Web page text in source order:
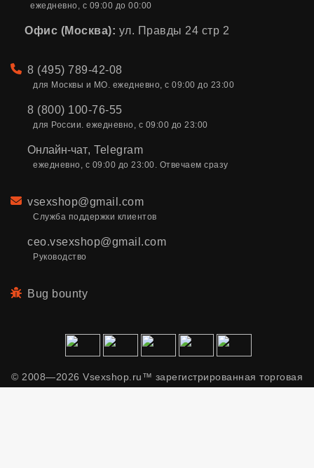
ежедневно, с 09:00 до 00:00
Офис (Москва): ул. Правды 24 стр 2
Телефон
8 (495) 789-42-08
для Москвы и МО. ежедневно, с 09:00 до 23:00
8 (800) 100-76-55
для России. ежедневно, с 09:00 до 23:00
Онлайн-чат, Telegram
ежедневно, с 09:00 до 23:00. Отвечаем сразу
Email
vsexshop@gmail.com
Служба поддержки клиентов
ceo.vsexshop@gmail.com
Руководство
Bug bounty
© 2008—2026 Vsexshop.ru™ зарегистрированная торговая